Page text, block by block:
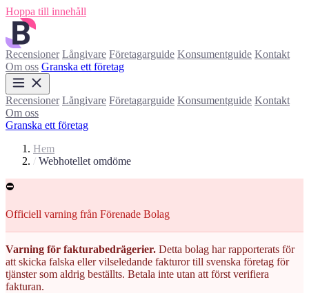
Hoppa till innehåll
Recensioner Långivare Företagarguide Konsumentguide Kontakt
Om oss Granska ett företag
Recensioner Långivare Företagarguide Konsumentguide Kontakt
Om oss
Granska ett företag
Hem
/ Webhotellet omdöme
⛔
Officiell varning från Förenade Bolag
Varning för fakturabedrägerier. Detta bolag har rapporterats för
att skicka falska eller vilseledande fakturor till svenska företag för
tjänster som aldrig beställts. Betala inte utan att först verifiera
fakturan.